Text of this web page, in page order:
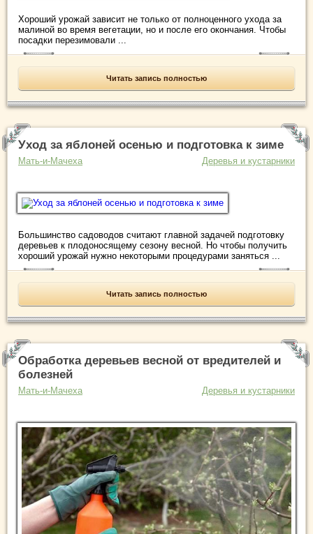
Хороший урожай зависит не только от полноценного ухода за
малиной во время вегетации, но и после его окончания. Чтобы
посадки перезимовали ...
Читать запись полностью
Уход за яблоней осенью и подготовка к зиме
Мать-и-Мачеха Деревья и кустарники
Большинство садоводов считают главной задачей подготовку
деревьев к плодоносящему сезону весной. Но чтобы получить
хороший урожай нужно некоторыми процедурами заняться ...
Читать запись полностью
Обработка деревьев весной от вредителей и
болезней
Мать-и-Мачеха Деревья и кустарники